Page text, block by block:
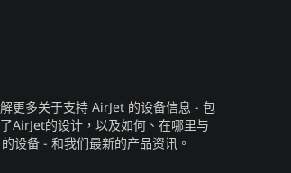
更多关于支持 AirJet 的设备信息 - 包
AirJet的设计，以及如何、在哪里与
设备 - 和我们最新的产品资讯。​